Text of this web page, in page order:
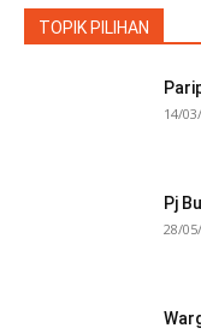
TOPIK PILIHAN
14/
Pj
28/